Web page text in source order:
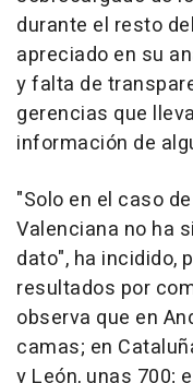
durante el resto
apreciado en su
y falta de
gerencias que
información de
"Solo en el caso
Valenciana no ha
dato", ha incidido,
resultados por
observa que en
camas; en
y León, unas 700;